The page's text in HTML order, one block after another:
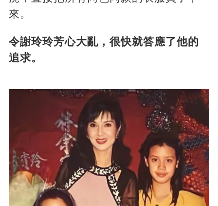
來。
令謝玲玲芳心大亂，很快就答應了他的
追求。